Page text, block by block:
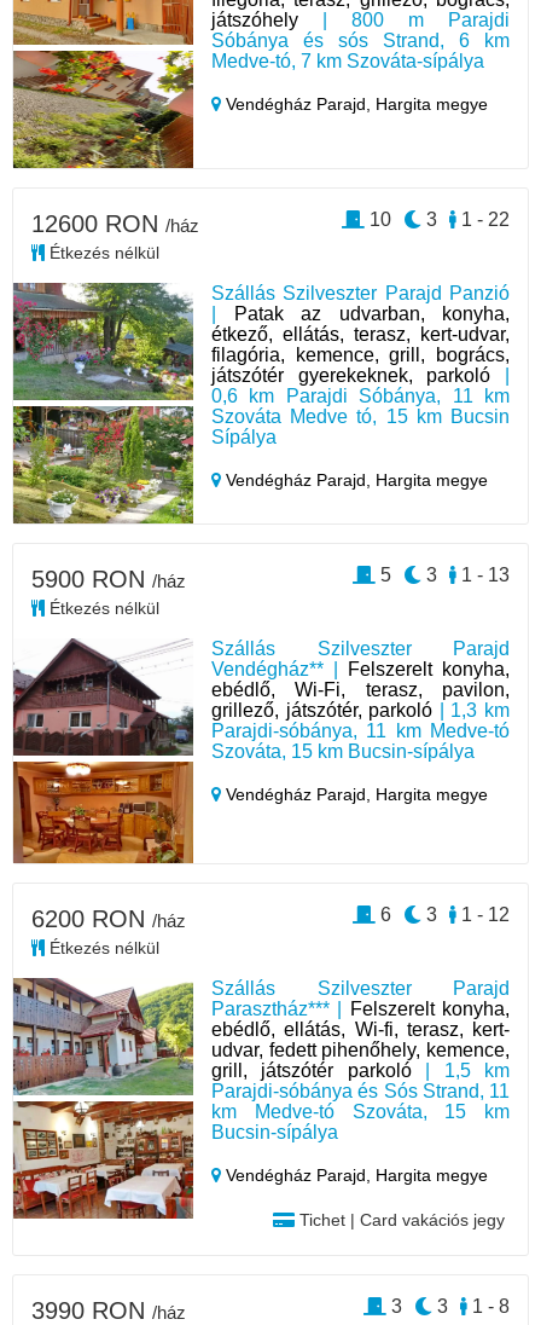
játszóhely | 800 m Parajdi
Sóbánya és sós Strand, 6 km
Medve-tó, 7 km Szováta-sípálya
Vendégház Parajd, Hargita megye
Szállás Szilveszter Parajd Panzió
Patak az udvarban, konyha,
étkező, ellátás, terasz, kert-udvar,
filagória, kemence, grill, bogrács,
játszótér gyerekeknek, parkoló
0,6 km Parajdi Sóbánya, 11 km
Szováta Medve tó, 15 km Bucsin
Sípálya
Vendégház Parajd, Hargita megye
12600 RON /ház
Étkezés nélkül
1 - 22
3
10
Szállás Szilveszter Parajd
Vendégház** |
Felszerelt konyha,
ebédlő, Wi-Fi, terasz, pavilon,
grillező, játszótér, parkoló | 1,3 km
Parajdi-sóbánya, 11 km Medve-tó
Szováta, 15 km Bucsin-sípálya
Vendégház Parajd, Hargita megye
5900 RON /ház
Étkezés nélkül
1 - 13
3
5
Szállás Szilveszter Parajd
Parasztház*** |
Felszerelt konyha,
ebédlő, ellátás, Wi-fi, terasz, kert-
udvar, fedett pihenőhely, kemence,
grill, játszótér parkoló| 1,5 km
Parajdi-sóbánya és Sós Strand, 11
km Medve-tó Szováta, 15 km
Bucsin-sípálya
Vendégház Parajd, Hargita megye
Tichet | Card vakációs jegy
6200 RON /ház
Étkezés nélkül
1 - 12
3
6
3990 RON /ház 1 - 8
3
3